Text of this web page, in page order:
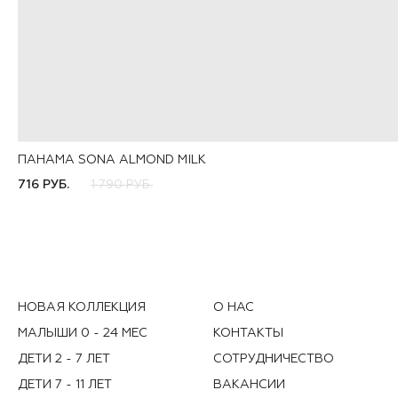
46-48 48-50
ПАНАМА SONA ALMOND MILK
716 РУБ. 1 790 РУБ.
НОВАЯ КОЛЛЕКЦИЯ
МАЛЫШИ 0 - 24 МЕС
ДЕТИ 2 - 7 ЛЕТ
ДЕТИ 7 - 11 ЛЕТ
О НАС
КОНТАКТЫ
СОТРУДНИЧЕСТВО
ВАКАНСИИ